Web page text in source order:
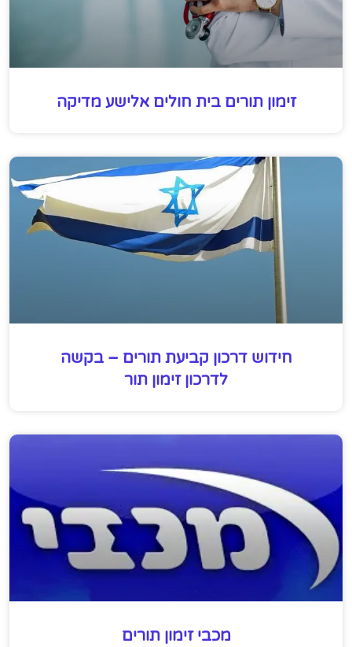
זימון תורים בית חולים אלישע מדיקה
חידוש דרכון קביעת תורים – בקשה
לדרכון זימון תור
מכבי זימון תורים